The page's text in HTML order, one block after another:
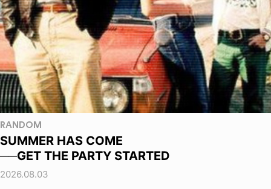
RANDOM
SUMMER HAS COME
──GET THE PARTY STARTED
2026.08.03